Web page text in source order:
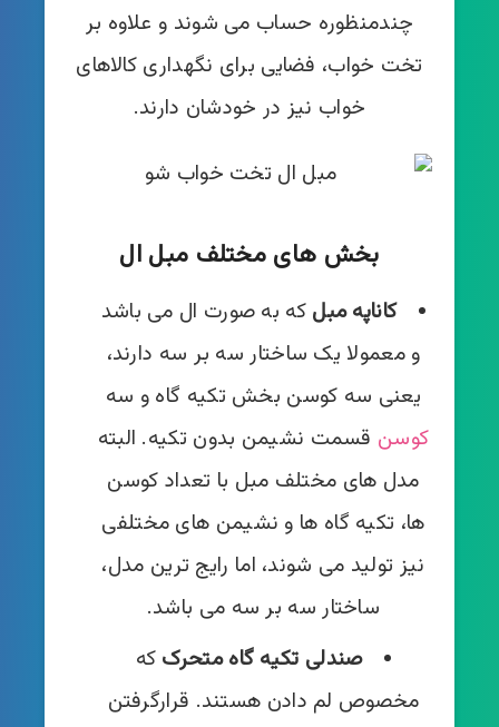
چندمنظوره حساب می شوند و علاوه بر
تخت خواب، فضایی برای نگهداری کالاهای
خواب نیز در خودشان دارند.
بخش های مختلف مبل ال
کاناپه مبل که به صورت ال می باشد
و معمولا یک ساختار سه بر سه دارند،
یعنی سه کوسن بخش تکیه گاه و سه
کوسن قسمت نشیمن بدون تکیه. البته
مدل های مختلف مبل با تعداد کوسن
ها، تکیه گاه ها و نشیمن های مختلفی
نیز تولید می شوند، اما رایج ترین مدل،
ساختار سه بر سه می باشد.
صندلی تکیه گاه متحرک که
مخصوص لم دادن هستند. قرارگرفتن